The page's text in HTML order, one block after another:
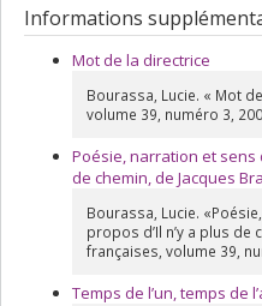
Cycle :Maîtrise
Diplôme obtenu :M.A.
Lien vers le document dans
Informations
Mot de la directrice
Bourassa, Lucie. « Mot
volume 39, numéro 3,
Poésie, narration et sens
de chemin, de Jacques
Bourassa, Lucie.
propos d’Il n’y a plus de
françaises, volume 39,
Temps de l’un, temps de